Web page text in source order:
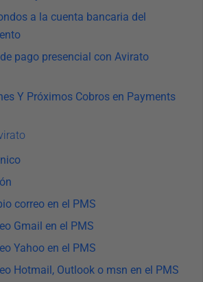
a la cuenta bancaria del
pago presencial con Avirato
Y Próximos Cobros en Payments
correo en el PMS
Gmail en el PMS
Yahoo en el PMS
Hotmail, Outlook o msn en el PMS